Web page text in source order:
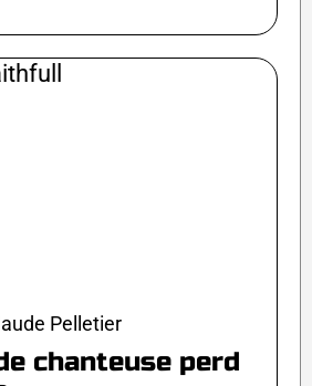
Pelletier
chanteuse perd